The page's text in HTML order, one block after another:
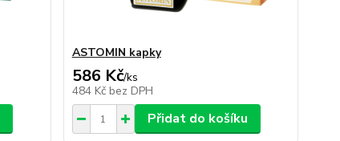
ASTOMIN kapky
586 Kč/ks
484 Kč bez DPH
Přidat do košíku